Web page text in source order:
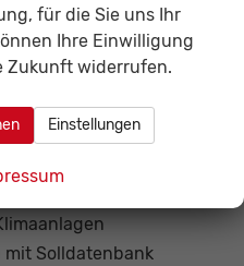
Reparaturen für alle
Wunsch mit
wir sprechen die
bei einer
mit Solldatenbank
für die Sie uns Ihr
Ihre Einwilligung
Zukunft widerrufen.
Einstellungen